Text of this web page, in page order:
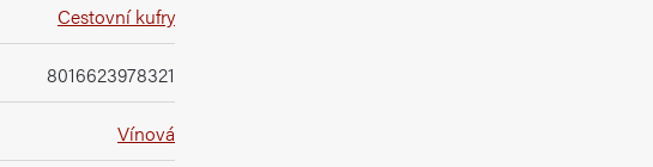
Cestovní kufry
8016623978321
Vínová